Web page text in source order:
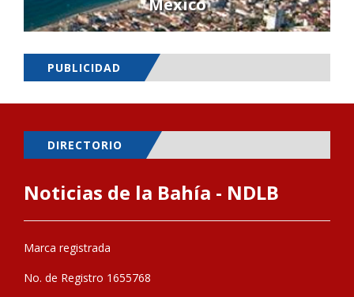
PUBLICIDAD
DIRECTORIO
Noticias de la Bahía - NDLB
Marca registrada
No. de Registro 1655768